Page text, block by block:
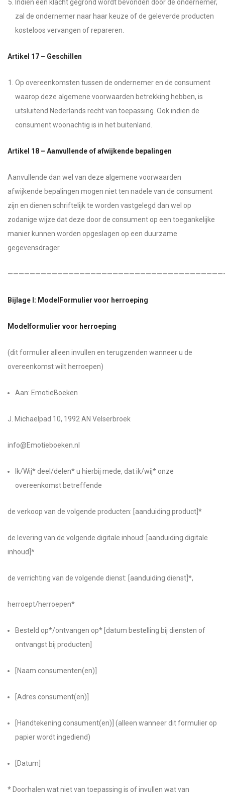
Indien een klacht gegrond wordt bevonden door de ondernemer,
zal de ondernemer naar haar keuze of de geleverde producten
kosteloos vervangen of repareren.
Artikel 17 – Geschillen
Op overeenkomsten tussen de ondernemer en de consument
waarop deze algemene voorwaarden betrekking hebben, is
uitsluitend Nederlands recht van toepassing. Ook indien de
consument woonachtig is in het buitenland.
Artikel 18 – Aanvullende of afwijkende bepalingen
Aanvullende dan wel van deze algemene voorwaarden
afwijkende bepalingen mogen niet ten nadele van de consument
zijn en dienen schriftelijk te worden vastgelegd dan wel op
zodanige wijze dat deze door de consument op een toegankelijke
manier kunnen worden opgeslagen op een duurzame
gegevensdrager.
Bijlage I: ModelFormulier voor herroeping
Modelformulier voor herroeping
(dit formulier alleen invullen en terugzenden wanneer u de
overeenkomst wilt herroepen)
Aan: EmotieBoeken
J. Michaelpad 10, 1992 AN Velserbroek
info@Emotieboeken.nl
Ik/Wij* deel/delen* u hierbij mede, dat ik/wij* onze
overeenkomst betreffende
de verkoop van de volgende producten: [aanduiding product]*
de levering van de volgende digitale inhoud: [aanduiding digitale
inhoud]*
de verrichting van de volgende dienst: [aanduiding dienst]*,
herroept/herroepen*
Besteld op*/ontvangen op* [datum bestelling bij diensten of
ontvangst bij producten]
[Naam consumenten(en)]
[Adres consument(en)]
[Handtekening consument(en)] (alleen wanneer dit formulier op
papier wordt ingediend)
[Datum]
* Doorhalen wat niet van toepassing is of invullen wat van